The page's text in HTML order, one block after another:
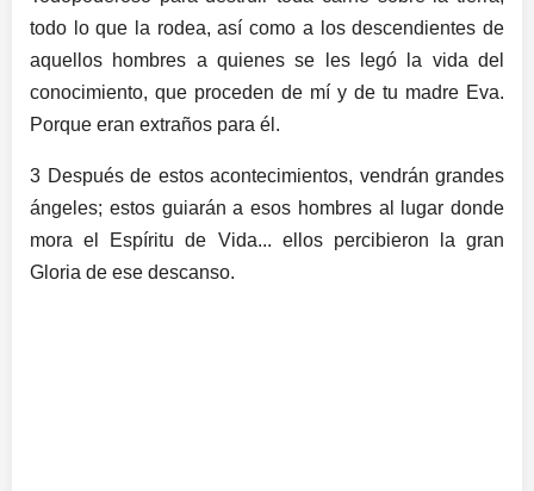
todo lo que la rodea, así como a los descendientes de
aquellos hombres a quienes se les legó la vida del
conocimiento, que proceden de mí y de tu madre Eva.
Porque eran extraños para él.
3 Después de estos acontecimientos, vendrán grandes
ángeles; estos guiarán a esos hombres al lugar donde
mora el Espíritu de Vida... ellos percibieron la gran
Gloria de ese descanso.